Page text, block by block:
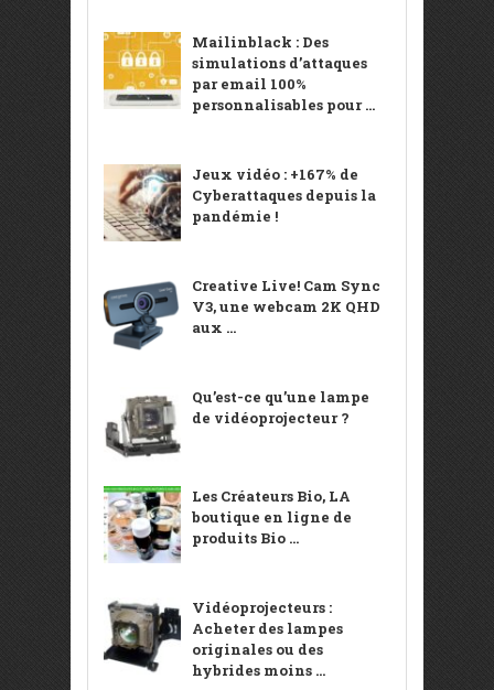
Mailinblack : Des
simulations d’attaques
par email 100%
personnalisables pour ...
Jeux vidéo : +167% de
Cyberattaques depuis la
pandémie !
Creative Live! Cam Sync
V3, une webcam 2K QHD
aux ...
Qu’est-ce qu’une lampe
de vidéoprojecteur ?
Les Créateurs Bio, LA
boutique en ligne de
produits Bio ...
Vidéoprojecteurs :
Acheter des lampes
originales ou des
hybrides moins ...